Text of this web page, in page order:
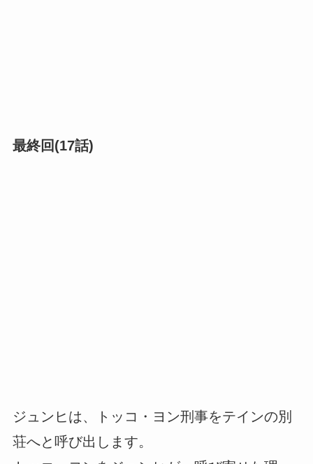
最終回(17話)
ジュンヒは、トッコ・ヨン刑事をテインの別
荘へと呼び出します。